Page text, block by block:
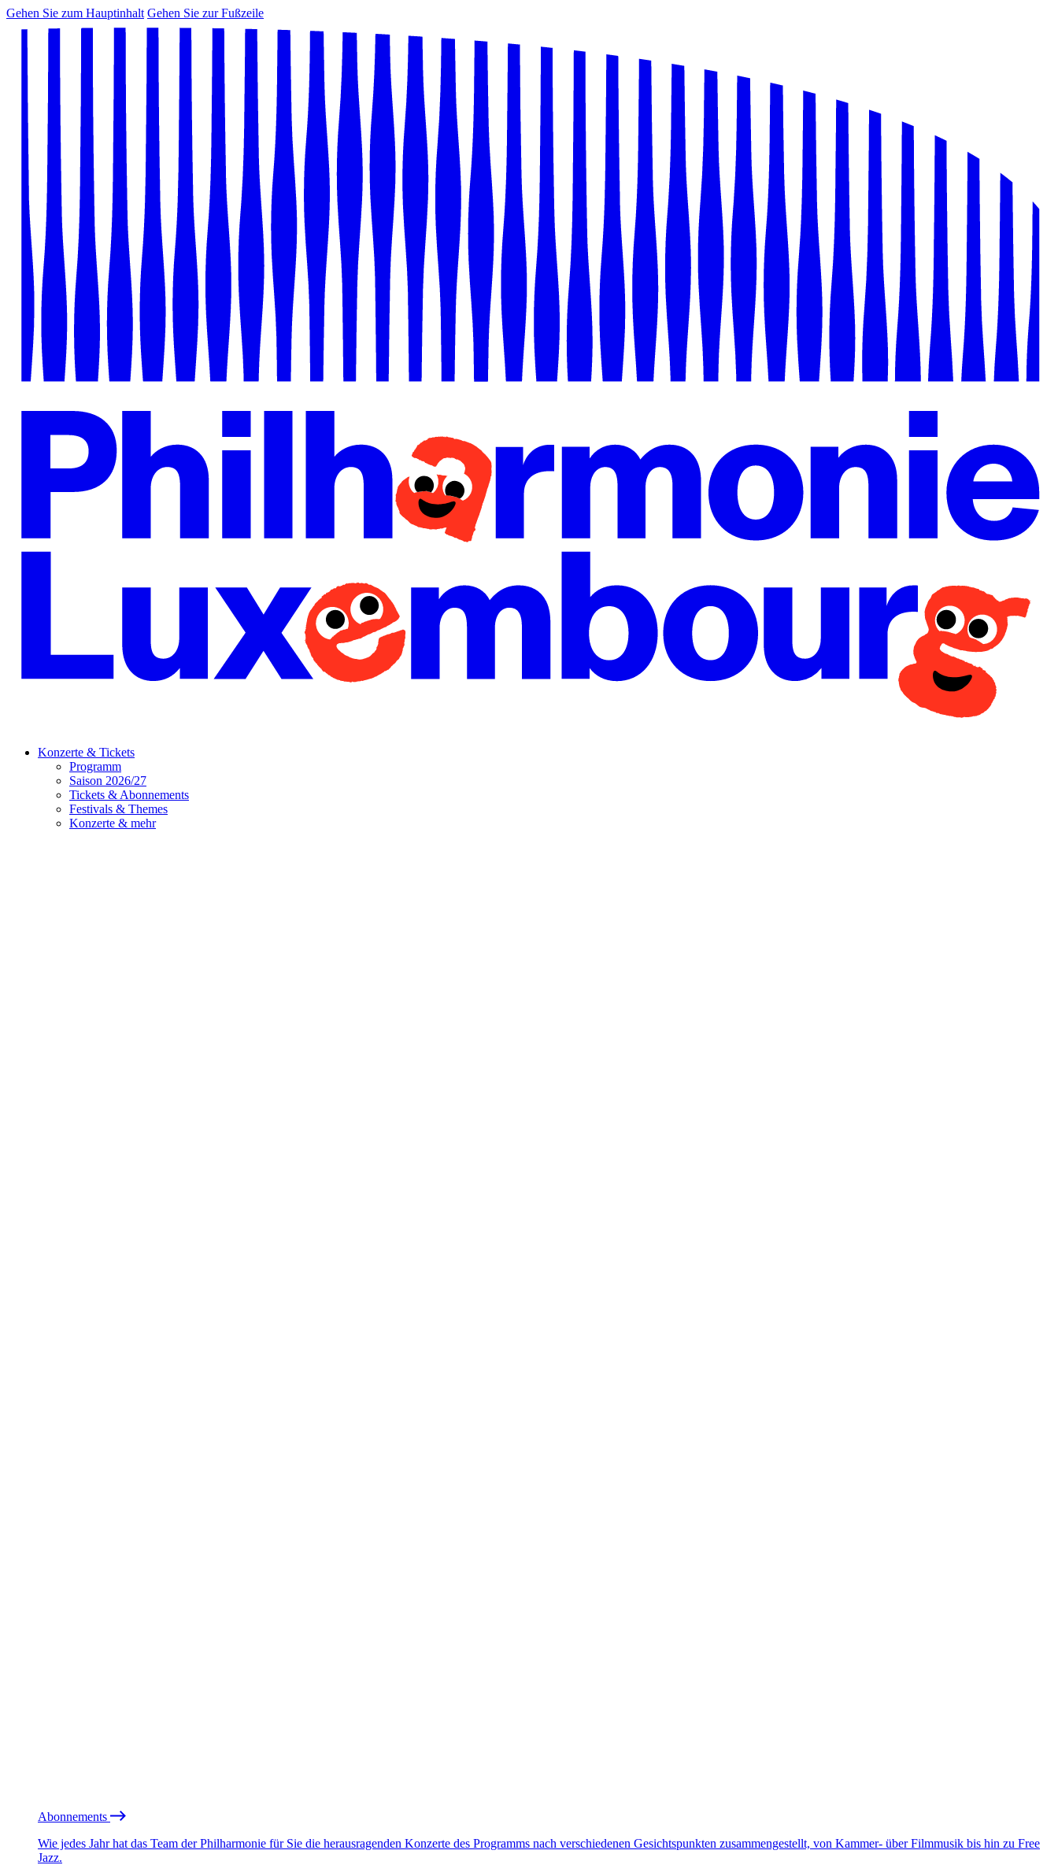
Gehen Sie zum Hauptinhalt Gehen Sie zur Fußzeile
Konzerte & Tickets
Programm
Saison 2026/27
Tickets & Abonnements
Festivals & Themes
Konzerte & mehr
Abonnements
Wie jedes Jahr hat das Team der Philharmonie für Sie die herausragenden Konzerte des Programms nach verschiedenen Gesichtspunkten zusammengestellt, von Kammer- über Filmmusik bis hin zu Free
Jazz.